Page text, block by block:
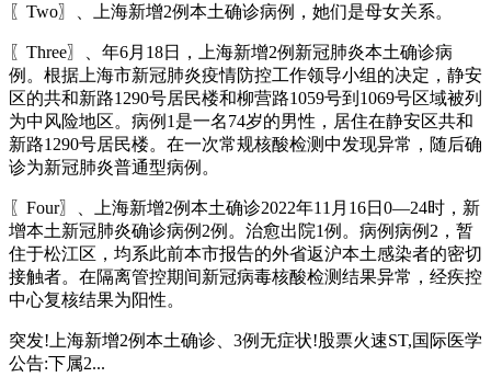
〖Two〗、上海新增2例本土确诊病例，她们是母女关系。
〖Three〗、年6月18日，上海新增2例新冠肺炎本土确诊病
例。根据上海市新冠肺炎疫情防控工作领导小组的决定，静安
区的共和新路1290号居民楼和柳营路1059号到1069号区域被列
为中风险地区。病例1是一名74岁的男性，居住在静安区共和
新路1290号居民楼。在一次常规核酸检测中发现异常，随后确
诊为新冠肺炎普通型病例。
〖Four〗、上海新增2例本土确诊2022年11月16日0—24时，新
增本土新冠肺炎确诊病例2例。治愈出院1例。病例病例2，暂
住于松江区，均系此前本市报告的外省返沪本土感染者的密切
接触者。在隔离管控期间新冠病毒核酸检测结果异常，经疾控
中心复核结果为阳性。
突发!上海新增2例本土确诊、3例无症状!股票火速ST,国际医学
公告:下属2...